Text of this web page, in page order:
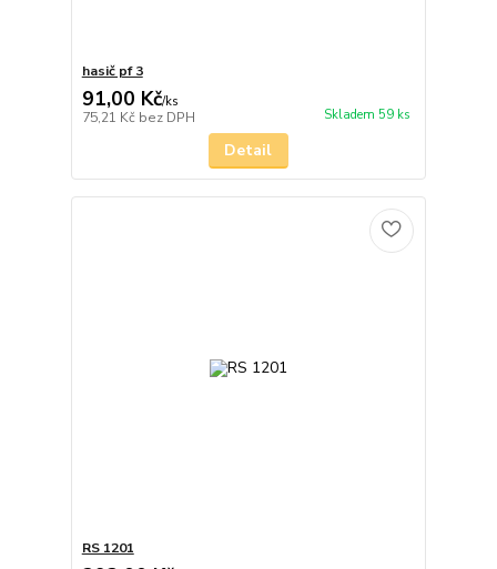
hasič pf 3
91,00 Kč/ks
75,21 Kč bez DPH Skladem 59 ks
Detail
RS 1201